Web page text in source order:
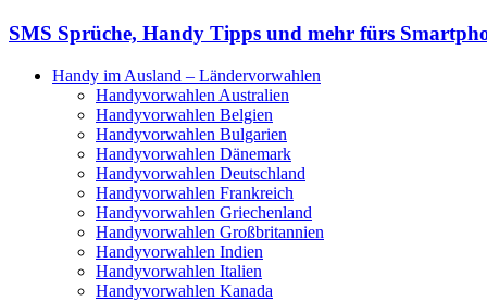
SMS Sprüche, Handy Tipps und mehr fürs
Handy im Ausland – Ländervorwahlen
Handyvorwahlen Australien
Handyvorwahlen Belgien
Handyvorwahlen Bulgarien
Handyvorwahlen Dänemark
Handyvorwahlen Deutschland
Handyvorwahlen Frankreich
Handyvorwahlen Griechenland
Handyvorwahlen Großbritannien
Handyvorwahlen Indien
Handyvorwahlen Italien
Handyvorwahlen Kanada